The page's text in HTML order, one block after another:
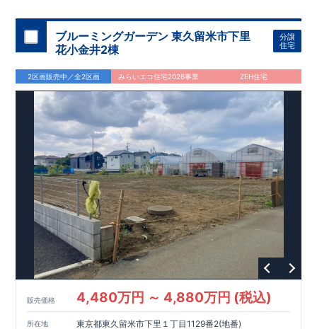
手入れ簡単で美しい人造大理石。 ・調味料やコップが収納可能
なスパイスニッチ 【収納の多いお家】・収納上手な暮らしを
・ベビーカーやスポーツ用品が収納できる土間収納
・あ
面収納 【17帖以上の広々リビング】 ・LDKにスタイリッシュな
折り上げ天井を採用！ ・開放的な心地の良いリビング ・なに
かと便利な洋室仕様和室あり 【様々な設備・仕様】
・「洗
う・干す・たたむ・しまう」が集約したランドリールーム
太くん標準完備! ・自動改札のように快適な「カードキー」
将来一緒に住む家族が増えても1部屋増やすことができるフレキ
シブルルーム♪
広がる青空と緑や花々に彩られた美しい街並み 家事負担を減ら
し、家族の時間が自然と増える住まい♪ こだわりの設備仕様！
周辺には利便施設が点在！
ブルーミングガーデン 東久留米市下里
花小金井2棟
分譲
住宅
2区画販売中／全2区画 みらいエコ住宅2026事業 ZEH住宅
販売価格 4,480万円 ～ 4,880万円 (税込)
所在地 東京都東久留米市下里１丁目1129番2(地番)